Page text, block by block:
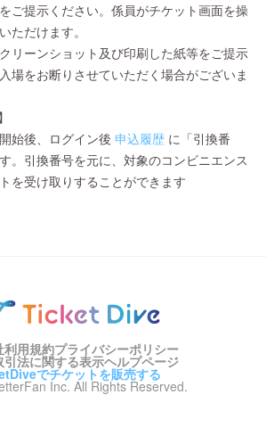
ご提示ください。係員がチケット画面を操
ただけます。
リーンショット及び印刷した紙等をご提示
場をお断りさせていただく場合がございま
始後、ログイン後 申込履歴 に「引換番
。引換番号を元に、対象のコンビニエンス
を受け取りすることができます
利用規約プライバシーポリシー
引法に関する表示ヘルプページ
でチケットを販売する
Inc. All Rights Reserved.